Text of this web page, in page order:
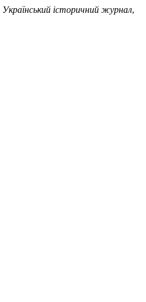
Український історичний журнал,